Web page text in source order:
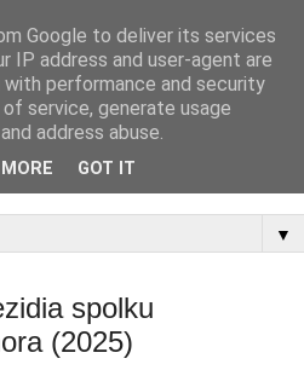
▼
spolku
(2025)
Google to deliver its services
IP address and user-agent are
performance and security
service, generate usage
address abuse.
GOT IT